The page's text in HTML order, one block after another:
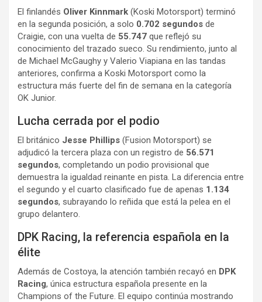
El finlandés Oliver Kinnmark (Koski Motorsport) terminó
en la segunda posición, a solo 0.702 segundos de
Craigie, con una vuelta de 55.747 que reflejó su
conocimiento del trazado sueco. Su rendimiento, junto al
de Michael McGaughy y Valerio Viapiana en las tandas
anteriores, confirma a Koski Motorsport como la
estructura más fuerte del fin de semana en la categoría
OK Junior.
Lucha cerrada por el podio
El británico Jesse Phillips (Fusion Motorsport) se
adjudicó la tercera plaza con un registro de 56.571
segundos, completando un podio provisional que
demuestra la igualdad reinante en pista. La diferencia entre
el segundo y el cuarto clasificado fue de apenas 1.134
segundos, subrayando lo reñida que está la pelea en el
grupo delantero.
DPK Racing, la referencia española en la
élite
Además de Costoya, la atención también recayó en DPK
Racing, única estructura española presente en la
Champions of the Future. El equipo continúa mostrando